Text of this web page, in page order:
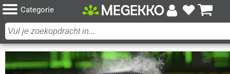
Categorie